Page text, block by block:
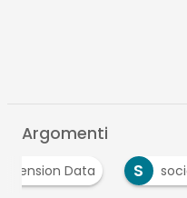
Argomenti
Data S